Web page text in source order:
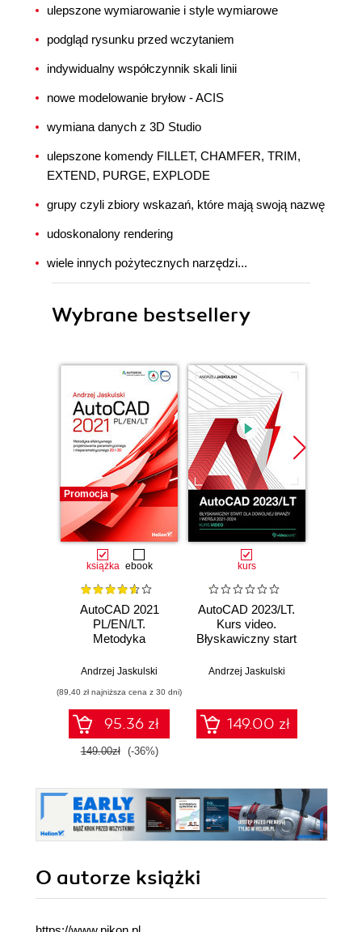
ulepszone wymiarowanie i style wymiarowe
podgląd rysunku przed wczytaniem
indywidualny współczynnik skali linii
nowe modelowanie bryłow - ACIS
wymiana danych z 3D Studio
ulepszone komendy FILLET, CHAMFER, TRIM,
EXTEND, PURGE, EXPLODE
grupy czyli zbiory wskazań, które mają swoją nazwę
udoskonalony rendering
wiele innych pożytecznych narzędzi...
Wybrane bestsellery
Promocja
książka ebook
AutoCAD 2021
PL/EN/LT.
Metodyka
projektowania
nieparametrycznego
2D i 3D
Andrzej Jaskulski
(89,40 zł najniższa cena z 30 dni)
95.36 zł
149.00zł (-36%)
kurs
AutoCAD 2023/LT.
Kurs video.
Błyskawiczny start
branży i wersji
Andrzej Jaskulski
149.00 zł
O autorze książki